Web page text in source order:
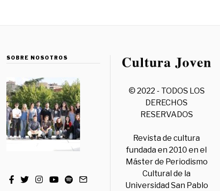
SOBRE NOSOTROS
© 2022 - TODOS LOS
DERECHOS
RESERVADOS
Revista de cultura
fundada en 2010 en el
Máster de Periodismo
Cultural de la
Universidad San Pablo